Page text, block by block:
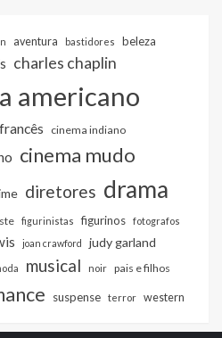
aventura bastidores beleza
charles chaplin
americano
cinema indiano
cinema mudo
diretores drama
figurinistas figurinos
fotografos
joan crawford judy garland
musical noir pais e filhos
suspense terror western